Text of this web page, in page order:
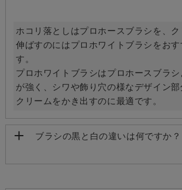
ホコリ落としはプロホースブラシを、
伸ばすのにはプロホワイトブラシをおす
す。
プロホワイトブラシはプロホースブラ
が強く、シワや飾り穴の様なデザイン
クリームをかき出すのに最適です。
ブラシの黒と白の違いは何ですか？